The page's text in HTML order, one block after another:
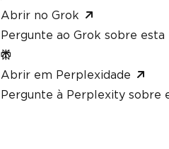
Abrir no Grok
Pergunte ao Grok sobre esta
Abrir em Perplexidade
Pergunte à Perplexity sobre